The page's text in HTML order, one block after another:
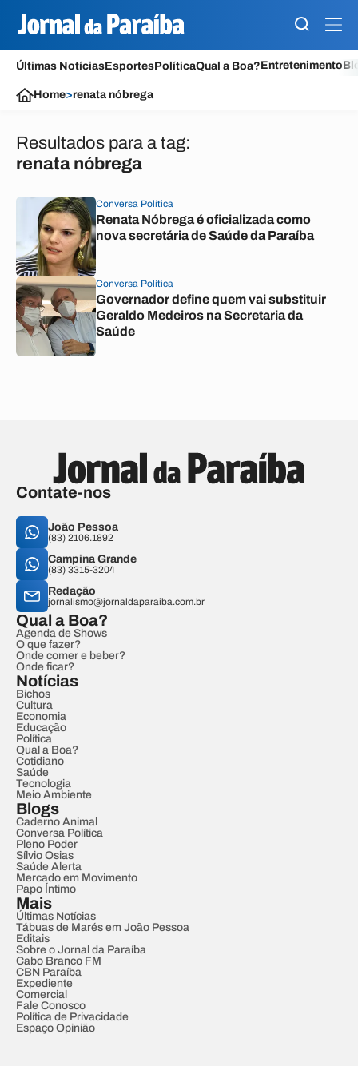
Últimas NotíciasEsportesPolíticaQual a Boa?Entretenimento
Home>renata nóbrega
Resultados para a tag:
renata nóbrega
Conversa Política
Renata Nóbrega é oficializada como
nova secretária de Saúde da Paraíba
Conversa Política
Governador define quem vai substituir
Geraldo Medeiros na Secretaria da
Saúde
Contate-nos
João Pessoa
(83) 2106.1892
Campina Grande
(83) 3315-3204
Redação
jornalismo@jornaldaparaiba.com.br
Qual a Boa?
Agenda de Shows
O que fazer?
Onde comer e beber?
Onde ficar?
Notícias
Bichos
Cultura
Economia
Educação
Política
Qual a Boa?
Cotidiano
Saúde
Tecnologia
Meio Ambiente
Blogs
Caderno Animal
Conversa Política
Pleno Poder
Sílvio Osias
Saúde Alerta
Mercado em Movimento
Papo Íntimo
Mais
Últimas Notícias
Tábuas de Marés em João Pessoa
Editais
Sobre o Jornal da Paraíba
Cabo Branco FM
CBN Paraíba
Expediente
Comercial
Fale Conosco
Política de Privacidade
Espaço Opinião